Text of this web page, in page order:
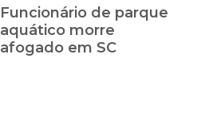
Funcionário de parque
aquático morre
afogado em SC